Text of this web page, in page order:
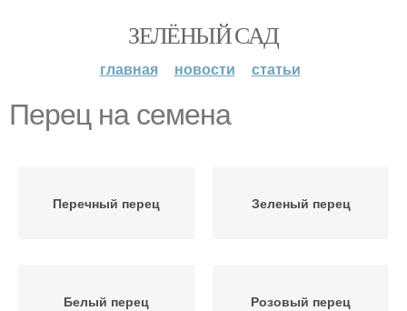
ЗЕЛЁНЫЙ САД
главная новости статьи
Перец на семена
Перечный перец Зеленый перец
Белый перец Розовый перец